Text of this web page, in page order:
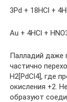
3Pd + 18HCl +
Au + 4HCl +
Палладий даже
частично
H2[PdCl4], где
окисления +2.
образуют